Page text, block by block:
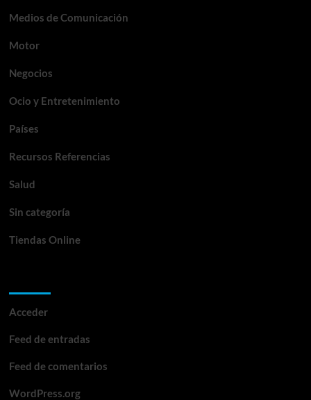
Medios de Comunicación
Motor
Negocios
Ocio y Entretenimiento
Países
Recursos Referencias
Salud
Sin categoría
Tiendas Online
Acceder
Feed de entradas
Feed de comentarios
WordPress.org